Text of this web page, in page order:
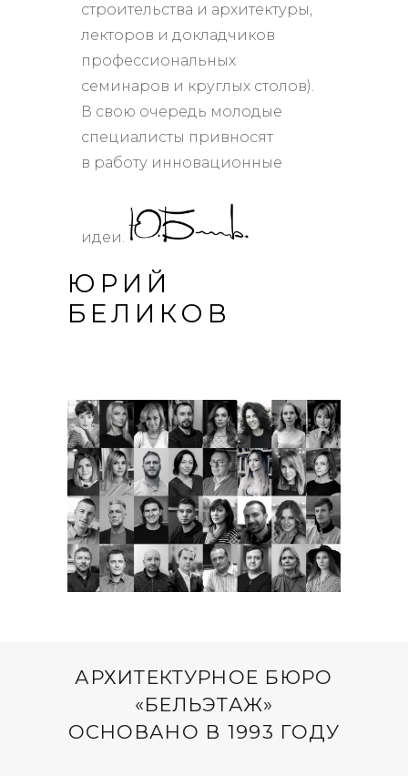
строительства и архитектуры,
лекторов и докладчиков
профессиональных
семинаров и круглых столов).
В свою очередь молодые
специалисты привносят
в работу инновационные
идеи.
ЮРИЙ
БЕЛИКОВ
АРХИТЕКТУРНОЕ БЮРО
«БЕЛЬЭТАЖ»
ОСНОВАНО В 1993 ГОДУ